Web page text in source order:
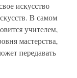
искусство
В самом
учителем,
мастерства,
передавать